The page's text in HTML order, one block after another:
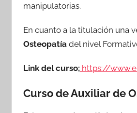
manipulatorias.
En cuanto a la titulación una
Osteopatía del nivel
Link del curso; https://
Curso de Auxiliar de